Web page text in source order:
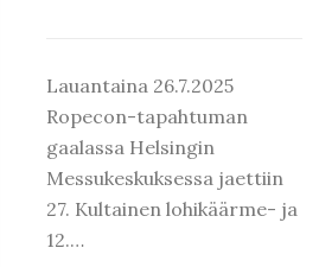
Lauantaina 26.7.2025
Ropecon-tapahtuman
gaalassa Helsingin
Messukeskuksessa jaettiin
27. Kultainen lohikäärme- ja
12.…